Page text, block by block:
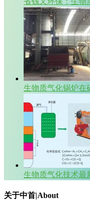
生物质气化锅炉在
生物质气化技术最
关于中首|About